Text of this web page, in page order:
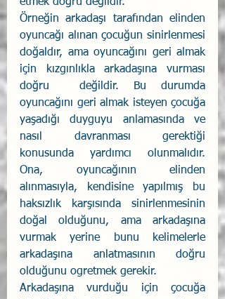
Örneğin arkadaşı tarafından elinden
oyuncağı alınan çocuğun sinirlenmesi
doğaldır, ama oyuncağını geri almak
için kızgınlıkla arkadaşına vurması
doğru  değildir. Bu durumda
oyuncağını geri almak isteyen çocuğa
yaşadığı duyguyu anlamasında ve
nasıl davranması gerektiği
konusunda yardımcı olunmalıdır.
Ona, oyuncağının elinden
alınmasıyla, kendisine yapılmış bu
haksızlık karşısında sinirlenmesinin
doğal olduğunu, ama arkadaşına
vurmak yerine bunu kelimelerle
arkadaşına anlatmasının doğru
olduğunu ogretmek gerekir.
Arkadaşına vurduğu için çocuğa